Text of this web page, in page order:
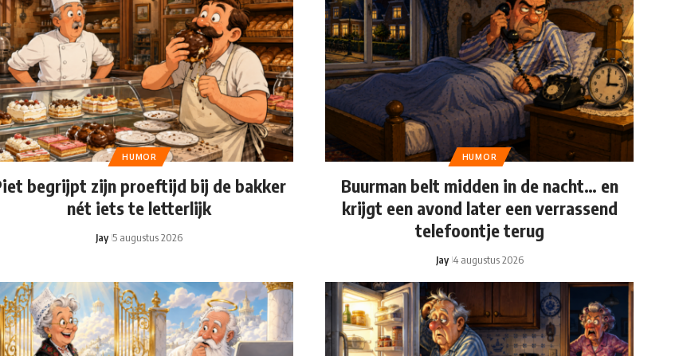
HUMOR
begrijpt zijn proeftijd bij de bakker
nét iets te letterlijk
Jay 5 augustus 2026
HUMOR
Buurman belt midden in de nacht… en
krijgt een avond later een verrassend
telefoontje terug
Jay 4 augustus 2026